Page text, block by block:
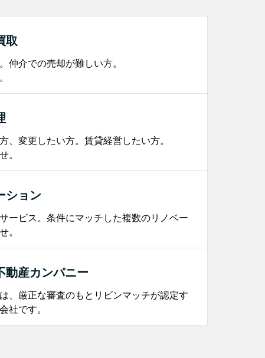
取
仲介での売却が難しい方。
、変更したい方。賃貸経営したい方。
。
ション
ービス。条件にマッチした複数のリノベー
。
動産カンパニー
、厳正な審査のもとリビンマッチが認定す
社です。